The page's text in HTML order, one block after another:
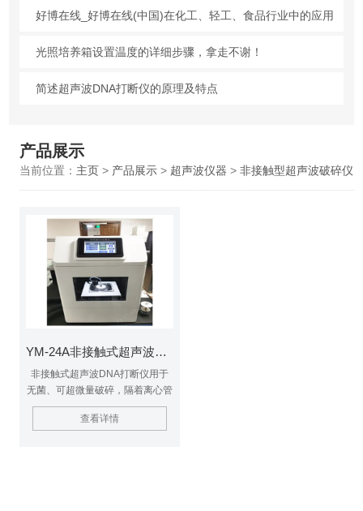
好博在线_好博在线(中国)在化工、轻工、食品行业中的应用
光照培养箱设置温度的详细步骤，拿走不谢！
简述超声波DNA打断仪的原理及特点
产品展示
当前位置： 主页> 产品展示> 超声波仪器 > 非接触型超声波破碎仪
YM-24A非接触式超声波DNA打断仪
非接触式超声波DNA打断仪用于
无菌、可超微量破碎，隔着离心管
能打断染色体。专为二代测序
DNA 样本与染色质免疫共沉淀实
查看详情